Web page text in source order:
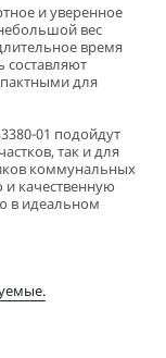
и уверенное
вес
время
составляют
для
01 подойдут
так и для
коммунальных
и качественную
в идеальном